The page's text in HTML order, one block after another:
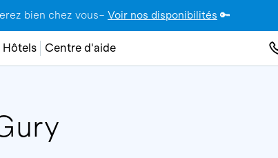
bien chez vous– Voir nos disponibilités 🔑
Hôtels Centre d'aide